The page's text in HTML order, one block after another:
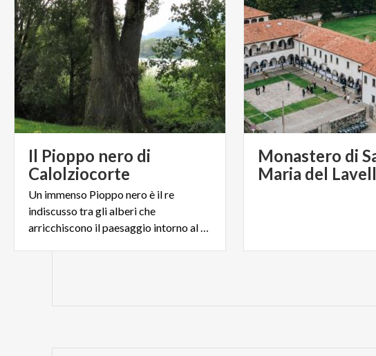
Il Pioppo nero di
Calolziocorte
Un immenso Pioppo nero è il re
indiscusso tra gli alberi che
arricchiscono il paesaggio intorno al Lago di Olginate.
Monastero di
Maria del